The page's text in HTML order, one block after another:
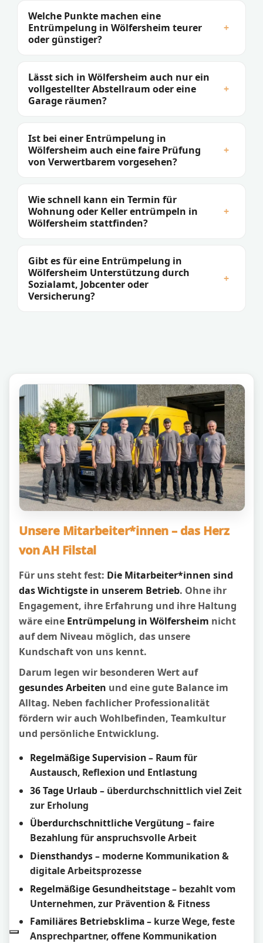
Welche Punkte machen eine
Entrümpelung in Wölfersheim teurer
oder günstiger?
+
Lässt sich in Wölfersheim auch nur ein
vollgestellter Abstellraum oder eine
Garage räumen?
+
Ist bei einer Entrümpelung in
Wölfersheim auch eine faire Prüfung
von Verwertbarem vorgesehen?
+
Wie schnell kann ein Termin für
Wohnung oder Keller entrümpeln in
Wölfersheim stattfinden?
+
Gibt es für eine Entrümpelung in
Wölfersheim Unterstützung durch
Sozialamt, Jobcenter oder
Versicherung?
+
Unsere Mitarbeiter*innen – das Herz
von AH Filstal
Für uns steht fest: Die Mitarbeiter*innen sind
das Wichtigste in unserem Betrieb. Ohne ihr
Engagement, ihre Erfahrung und ihre Haltung
wäre eine Entrümpelung in Wölfersheim nicht
auf dem Niveau möglich, das unsere
Kundschaft von uns kennt.
Darum legen wir besonderen Wert auf
gesundes Arbeiten und eine gute Balance im
Alltag. Neben fachlicher Professionalität
fördern wir auch Wohlbefinden, Teamkultur
und persönliche Entwicklung.
Regelmäßige Supervision– Raum für
Austausch, Reflexion und Entlastung
36 Tage Urlaub– überdurchschnittlich viel Zeit
zur Erholung
Überdurchschnittliche Vergütung – faire
Bezahlung für anspruchsvolle Arbeit
Diensthandys– moderne Kommunikation &
digitale Arbeitsprozesse
Regelmäßige Gesundheitstage– bezahlt vom
Unternehmen, zur Prävention & Fitness
Familiäres Betriebsklima– kurze Wege, feste
Ansprechpartner, offene Kommunikation